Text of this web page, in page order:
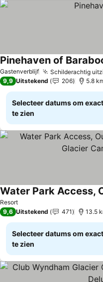
Gastenverblijf Schilderachtig
Pinehaven of
9,9 Uitstekend 206 5.8
Selecteer datums om
te zien
Resort
9,6 Uitstekend 471 13.5
Selecteer datums om
te zien